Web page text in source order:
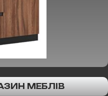
МЕБЛІВ